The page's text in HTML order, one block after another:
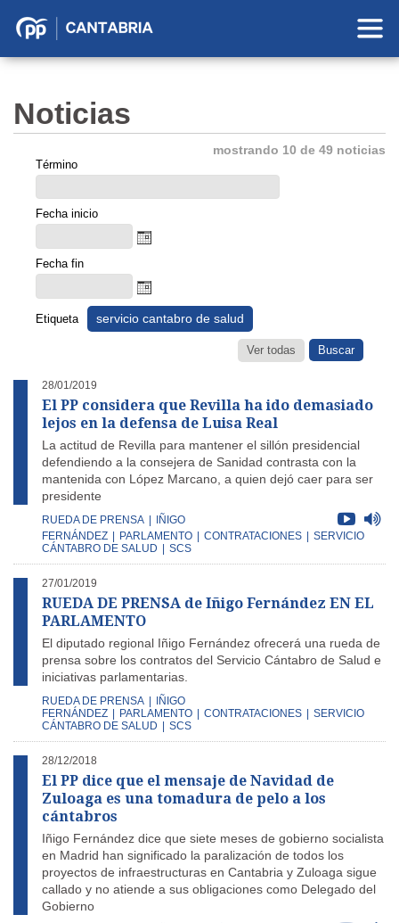
Partido
Cantabria
Noticias
mostrando 10 de 49 noticias
Término
Fecha inicio
Fecha fin
Etiqueta servicio cantabro de salud
Ver todas
28/01/2019
El PP considera que Revilla ha ido demasiado
lejos en la defensa de Luisa Real
La actitud de Revilla para mantener el sillón presidencial
defendiendo a la consejera de Sanidad contrasta con la
mantenida con López Marcano, a quien dejó caer para ser
presidente
RUEDA DE PRENSA
IÑIGO
FERNÁNDEZ
PARLAMENTO CONTRATACIONES
SERVICIO
CÁNTABRO DE SALUD
SCS
27/01/2019
RUEDA DE PRENSA de Iñigo Fernández EN EL
PARLAMENTO
El diputado regional Iñigo Fernández ofrecerá una rueda de
prensa sobre los contratos del Servicio Cántabro de Salud e
iniciativas parlamentarias.
RUEDA DE PRENSA
IÑIGO
FERNÁNDEZ
PARLAMENTO CONTRATACIONES
SERVICIO
CÁNTABRO DE SALUD
SCS
28/12/2018
El PP dice que el mensaje de Navidad de
Zuloaga es una tomadura de pelo a los
cántabros
Iñigo Fernández dice que siete meses de gobierno socialista
en Madrid han significado la paralización de todos los
proyectos de infraestructuras en Cantabria y Zuloaga sigue
callado y no atiende a sus obligaciones como Delegado del
Gobierno